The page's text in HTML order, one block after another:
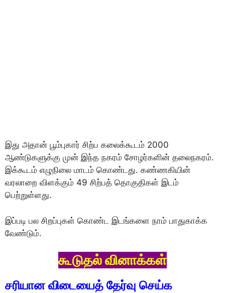
இது அதான் பூம்புகார் சிற்ப கலைக்கூடம் 2000
ஆண்டுகளுக்கு முன் இந்த நகரம் சோழர்களின் தலைநகரம்.
இக்கூடம் எழுநிலை மாடம் கொண்டது. கண்ணகியின்
வரலாறை விளக்கும் 49 சிற்பத் தொகுதிகள் இடம்
பெற்றுள்ளது.
இப்படி பல சிறப்புகள் கொண்ட இடங்களை நாம் பாதுகாக்க
வேண்டும்.
கூடுதல் வினாக்கள்
சரியான விடையைத் தேர்வு செய்க